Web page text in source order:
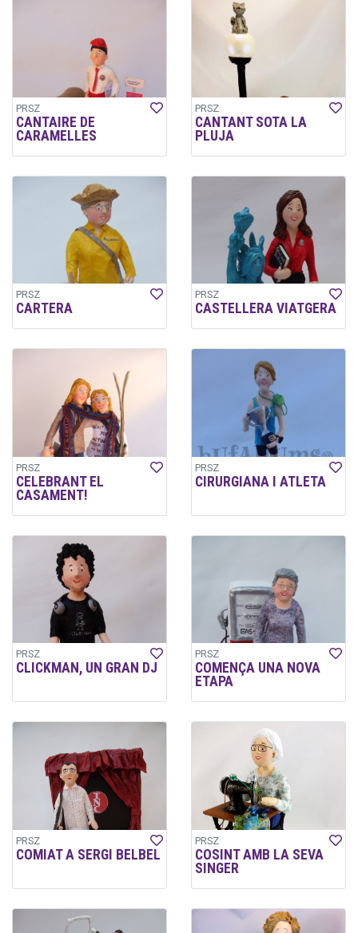
PRSZ
CANTAIRE DE
CARAMELLES
PRSZ
CANTANT SOTA LA
PLUJA
PRSZ
CARTERA
PRSZ
CASTELLERA VIATGERA
PRSZ
CELEBRANT EL
CASAMENT!
PRSZ
CIRURGIANA I ATLETA
PRSZ
CLICKMAN, UN GRAN DJ
PRSZ
COMENÇA UNA NOVA
ETAPA
PRSZ
COMIAT A SERGI BELBEL
PRSZ
COSINT AMB LA SEVA
SINGER